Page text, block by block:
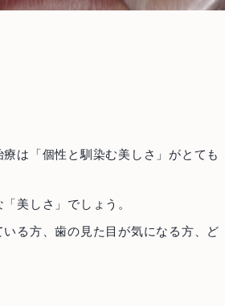
は「個性と馴染む美しさ」がとても
美しさ」でしょう。
る方、歯の見た目が気になる方、ど